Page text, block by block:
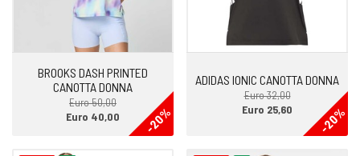
BROOKS DASH PRINTED
CANOTTA DONNA
Euro 50,00
-20%
Euro 40,00
ADIDAS IONIC CANOTTA DONNA
Euro 32,00
-20%
Euro 25,60